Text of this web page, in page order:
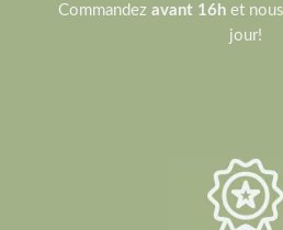
Commandez avant 16h et
jour!